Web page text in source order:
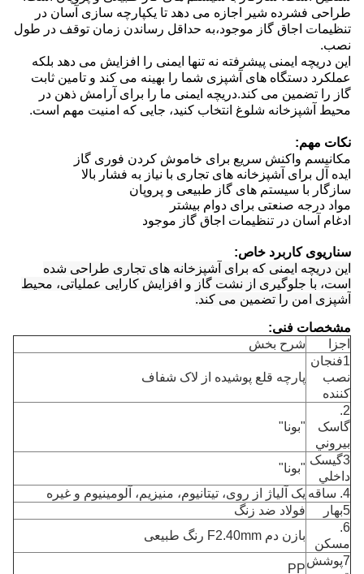
طراحی فشرده شیر اجازه می دهد تا یکپارچه سازی آسان در
تنظیمات اجاق گاز موجود،به حداقل رساندن زمان توقف در طول
نصب.
این دریچه ایمنی پیشرفته نه تنها ایمنی را افزایش می دهد بلکه
عملکرد دستگاه های آشپزی شما را بهینه می کند و تامین ثابت
گاز را تضمین می کند.دریچه ایمنی ما را برای آرامش ذهن در
محیط آشپزخانه شلوغ انتخاب کنید، جایی که امنیت مهم است.
نکات مهم:
مکانیسم واکنش سریع برای خاموش کردن فوری گاز
ایده آل برای آشپزخانه های تجاری با نیاز به فشار بالا
سازگار با سیستم های گاز طبیعی و پروپان
مواد درجه صنعتی برای دوام بیشتر
ادغام آسان در تنظیمات اجاق گاز موجود
سناریوی کاربرد خاص:
این دریچه ایمنی که برای آشپزخانه های تجاری طراحی شده
است، با جلوگیری از نشت گاز و افزایش کارایی عملیاتی، محیط
آشپزی امن را تضمین می کند.
مشخصات فنی:
اجزا
شرح بخش
1فنجان
نصب
کننده
پارچه قلع پوشیده از لاک شفاف
2.
گاسک
بيروني
"بونا"
3گيسک
داخلي
"بونا"
4. ساقه
یک آلیاژ از روی، تیتانیوم، منیزیم، آلومینیوم و غیره
5بهار
فولاد ضد زنگ
6.
مسکن
بازن دم F2.40mm رنگ طبیعی
7پوشش
PP